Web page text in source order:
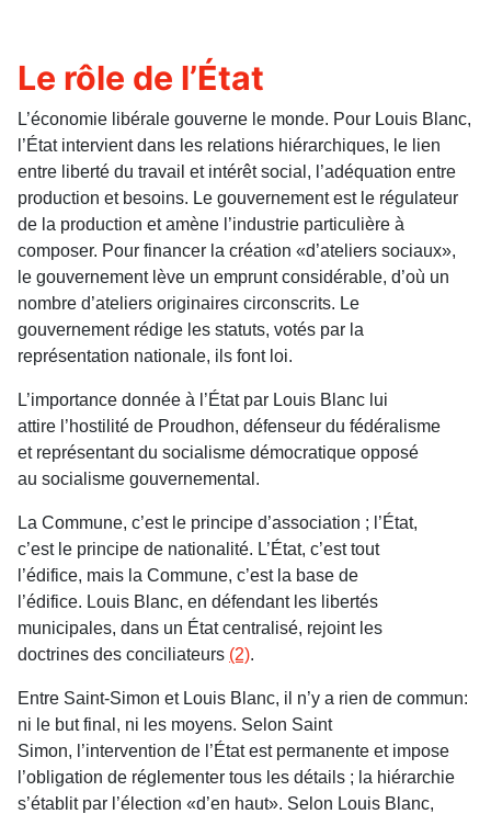
Le rôle de l’État
L’économie libérale gouverne le monde. Pour Louis Blanc,
l’État intervient dans les relations hiérarchiques, le lien
entre liberté du travail et intérêt social, l’adéquation entre
production et besoins. Le gouvernement est le régulateur
de la production et amène l’industrie particulière à
composer. Pour financer la création «d’ateliers sociaux»,
le gouvernement lève un emprunt considérable, d’où un
nombre d’ateliers originaires circonscrits. Le
gouvernement rédige les statuts, votés par la
représentation nationale, ils font loi.
L’importance donnée à l’État par Louis Blanc lui
attire l’hostilité de Proudhon, défenseur du fédéralisme
et représentant du socialisme démocratique opposé
au socialisme gouvernemental.
La Commune, c’est le principe d’association ; l’État,
c’est le principe de nationalité. L’État, c’est tout
l’édifice, mais la Commune, c’est la base de
l’édifice. Louis Blanc, en défendant les libertés
municipales, dans un État centralisé, rejoint les
doctrines des conciliateurs (2).
Entre Saint-Simon et Louis Blanc, il n’y a rien de commun:
ni le but final, ni les moyens. Selon Saint
Simon, l’intervention de l’État est permanente et impose
l’obligation de réglementer tous les détails ; la hiérarchie
s’établit par l’élection «d’en haut». Selon Louis Blanc,